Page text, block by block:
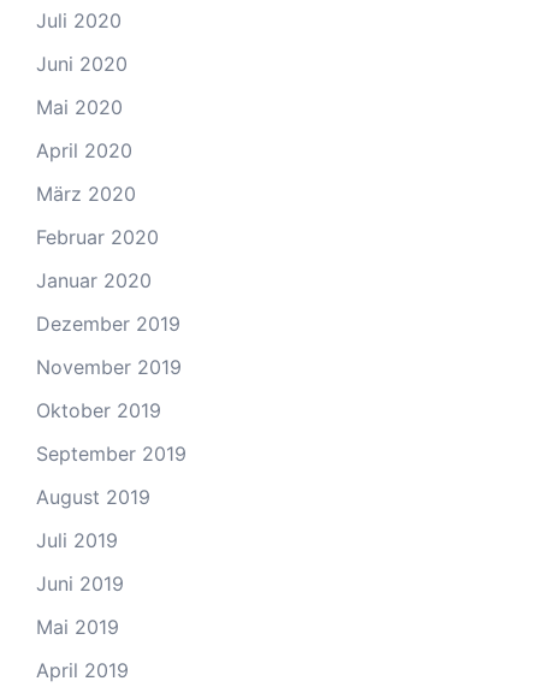
Juli 2020
Juni 2020
Mai 2020
April 2020
März 2020
Februar 2020
Januar 2020
Dezember 2019
November 2019
Oktober 2019
September 2019
August 2019
Juli 2019
Juni 2019
Mai 2019
April 2019